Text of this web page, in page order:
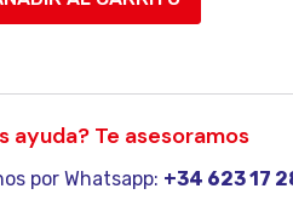
ayuda? Te asesoramos
por Whatsapp: +34 623 17